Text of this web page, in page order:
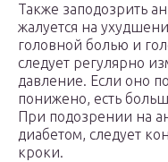
Также заподозрить
жалуется на
головной болью и
следует регулярно
давление. Если оно
понижено, есть
При подозрении на
диабетом, следует
кроки.